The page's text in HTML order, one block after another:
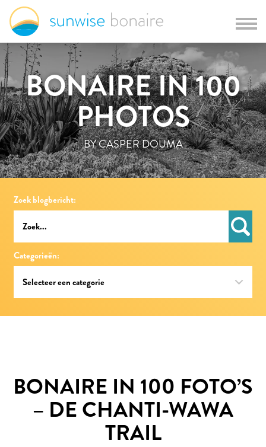
BONAIRE IN 100
PHOTOS
BY CASPER DOUMA
Zoek blogbericht:
Categorieën:
BONAIRE IN 100 FOTO’S
– DE CHANTI-WAWA
TRAIL